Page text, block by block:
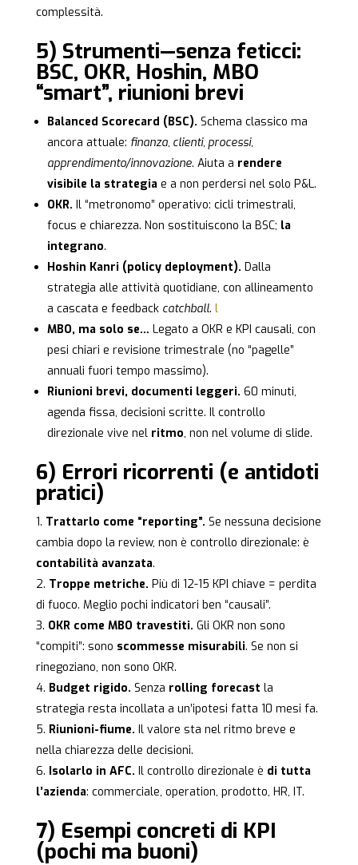
complessità.
5) Strumenti—senza feticci:
BSC, OKR, Hoshin, MBO
“smart”, riunioni brevi
Balanced Scorecard (BSC). Schema classico ma
ancora attuale: finanza, clienti, processi,
apprendimento/innovazione. Aiuta a rendere
visibile la strategia e a non perdersi nel solo P&L.
OKR. Il “metronomo” operativo: cicli trimestrali,
focus e chiarezza. Non sostituiscono la BSC; la
integrano.
Hoshin Kanri (policy deployment). Dalla
strategia alle attività quotidiane, con allineamento
a cascata e feedback catchball. l
MBO, ma solo se… Legato a OKR e KPI causali, con
pesi chiari e revisione trimestrale (no “pagelle”
annuali fuori tempo massimo).
Riunioni brevi, documenti leggeri. 60 minuti,
agenda fissa, decisioni scritte. Il controllo
direzionale vive nel ritmo, non nel volume di slide.
6) Errori ricorrenti (e antidoti
pratici)
Trattarlo come “reporting”. Se nessuna decisione
cambia dopo la review, non è controllo direzionale: è
contabilità avanzata.
Troppe metriche. Più di 12-15 KPI chiave = perdita
di fuoco. Meglio pochi indicatori ben “causali”.
OKR come MBO travestiti. Gli OKR non sono
“compiti”: sono scommesse misurabili. Se non si
rinegoziano, non sono OKR.
Budget rigido. Senza rolling forecast la
strategia resta incollata a un’ipotesi fatta 10 mesi fa.
Riunioni-fiume. Il valore sta nel ritmo breve e
nella chiarezza delle decisioni.
Isolarlo in AFC. Il controllo direzionale è di tutta
l’azienda: commerciale, operation, prodotto, HR, IT.
7) Esempi concreti di KPI
(pochi ma buoni)